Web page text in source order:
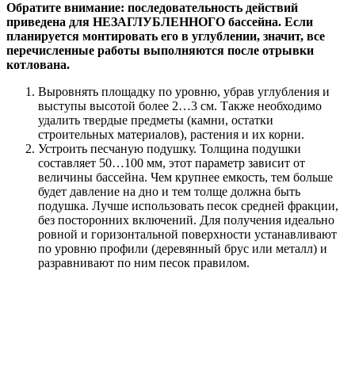
Обратите внимание: последовательность действий
приведена для НЕЗАГЛУБЛЕННОГО бассейна. Если
планируется монтировать его в углублении, значит, все
перечисленные работы выполняются после отрывки
котлована.
Выровнять площадку по уровню, убрав углубления и
выступы высотой более 2…3 см. Также необходимо
удалить твердые предметы (камни, остатки
строительных материалов), растения и их корни.
Устроить песчаную подушку. Толщина подушки
составляет 50…100 мм, этот параметр зависит от
величины бассейна. Чем крупнее емкость, тем больше
будет давление на дно и тем толще должна быть
подушка. Лучше использовать песок средней фракции,
без посторонних включений. Для получения идеально
ровной и горизонтальной поверхности устанавливают
по уровню профили (деревянный брус или металл) и
разравнивают по ним песок правилом.